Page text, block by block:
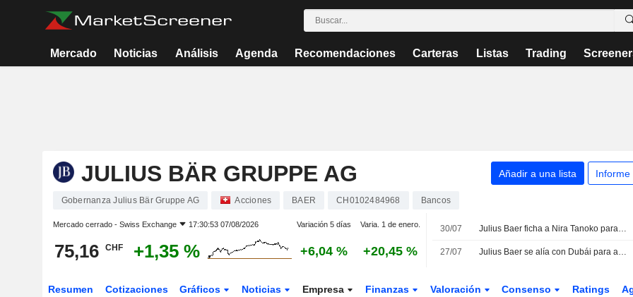
Mercado Noticias Análisis Agenda Recomendaciones Carteras Listas Trading
JULIUS BÄR GRUPPE AG Añadir a una lista Informe
Gobernanza Julius Bär Gruppe AG Acciones BAER CH0102484968 Bancos
Mercado cerrado - Swiss Exchange 17:30:53 07/08/2026 Variación 5 días Varia. 1 de enero.
75,16 CHF +1,35 % +6,04 % +20,45 %
30/07 Julius Baer ficha a Nira Tanoko para impulsar su crecimiento en el sudeste asiático
27/07 Julius Baer se alía con Dubái para atraer grandes fortunas internacionales
Resumen Cotizaciones Gráficos Noticias Empresa Finanzas Valoración Consenso Ratings